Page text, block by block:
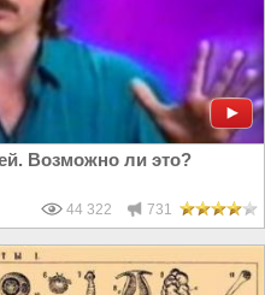
Возможно ли это?
44 322 731